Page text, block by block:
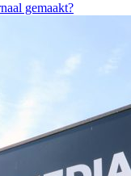
gemaakt?